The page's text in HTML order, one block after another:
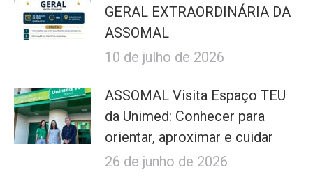
GERAL EXTRAORDINÁRIA DA
ASSOMAL
10 de julho de 2026
ASSOMAL Visita Espaço TEU
da Unimed: Conhecer para
orientar, aproximar e cuidar
26 de junho de 2026